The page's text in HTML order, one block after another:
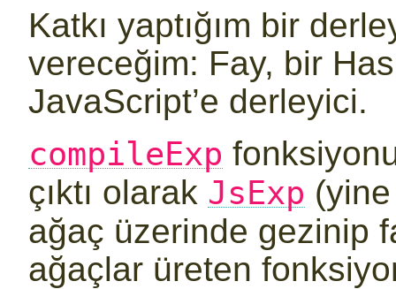
Katkı yaptığım bir
vereceğim: Fay, bir
JavaScript’e derleyici.
compileExp
çıktı olarak JsExp
ağaç üzerinde gezinip
ağaçlar üreten